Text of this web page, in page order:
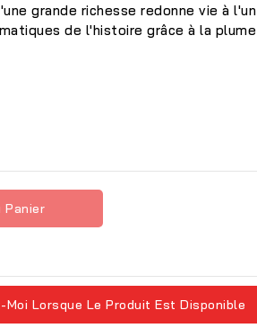
grande richesse redonne vie à l'un
de l'histoire grâce à la plume
Panier
Moi Lorsque Le Produit Est Disponible